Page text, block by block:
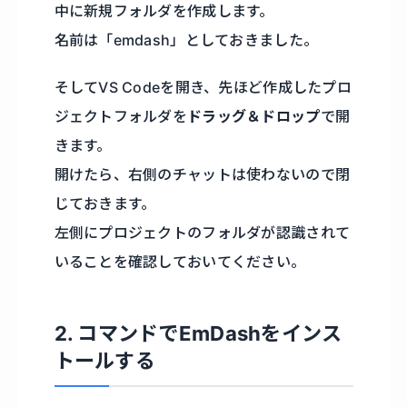
中に新規フォルダを作成します。
名前は「emdash」としておきました。
そしてVS Codeを開き、先ほど作成したプロ
ジェクトフォルダを ドラッグ＆ドロップで開
きます。
開けたら、右側のチャットは使わないので閉
じておきます。
左側にプロジェクトのフォルダが認識されて
いることを確認しておいてください。
2. コマンドでEmDashをインス
トールする